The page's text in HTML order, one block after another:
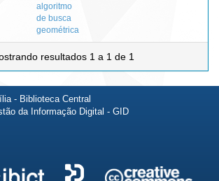
algoritmo
de busca
geométrica
resultados 1 a 1 de 1
- Biblioteca Central
da Informação Digital - GID